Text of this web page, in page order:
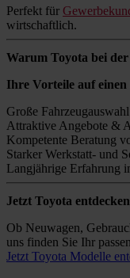
Perfekt für
wirtschaftlich.
Warum Toyota bei
Ihre Vorteile auf
Große
Attraktive Angebote &
Kompetente Beratung
Starker Werkstatt- und
Langjährige Erfahrung
Jetzt Toyota entdecken
Ob Neuwagen,
uns finden Sie Ihr
Jetzt Toyota Modelle